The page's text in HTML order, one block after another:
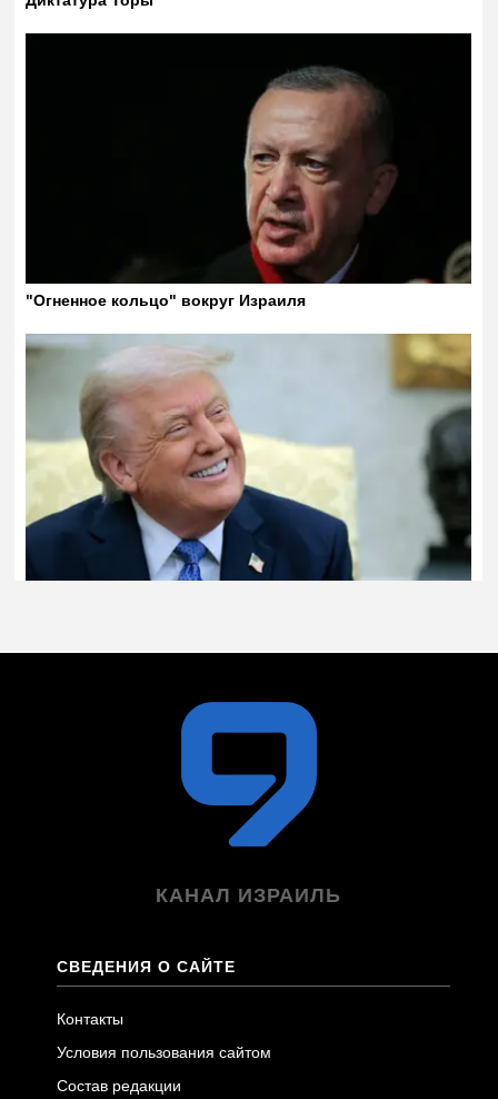
КАНАЛ ИЗРАИЛЬ
СВЕДЕНИЯ О САЙТЕ
Контакты
Условия пользования сайтом
Состав редакции